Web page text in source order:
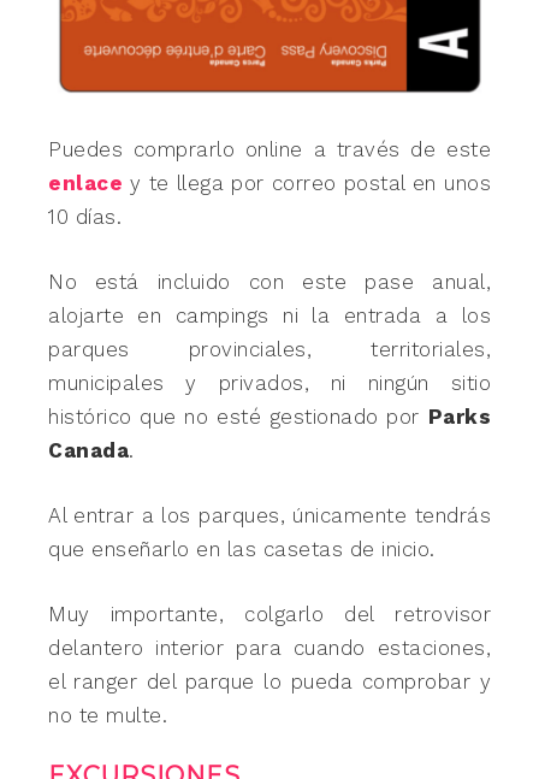
Puedes comprarlo online a través de este
enlacey te llega por correo postal en unos
10 días.
No está incluido con este pase anual,
alojarte en campings ni la entrada a los
parques provinciales, territoriales,
municipales y privados, ni ningún sitio
histórico que no esté gestionado por Parks
Canada.
Al entrar a los parques, únicamente tendrás
que enseñarlo en las casetas de inicio.
Muy importante, colgarlo del retrovisor
delantero interior para cuando estaciones,
el ranger del parque lo pueda comprobar y
no te multe.